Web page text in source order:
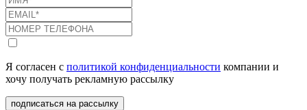
Я согласен с политикой конфиденциальности компании и
хочу получать рекламную рассылку
подписаться на рассылку